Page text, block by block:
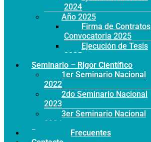
2024
Año 2025
Firma de Contratos
Convocatoria 2025
Ejecución de Tesis
2025
Seminario – Rigor Científico
1er Seminario Nacional
2022
2do Seminario Nacional
2023
3er Seminario Nacional
2024
Preguntas Frecuentes